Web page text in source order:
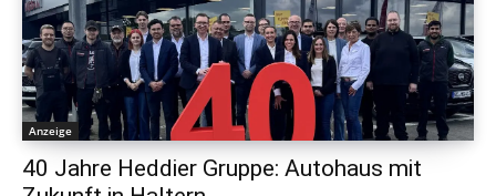
Anzeige
40 Jahre Heddier Gruppe: Autohaus mit